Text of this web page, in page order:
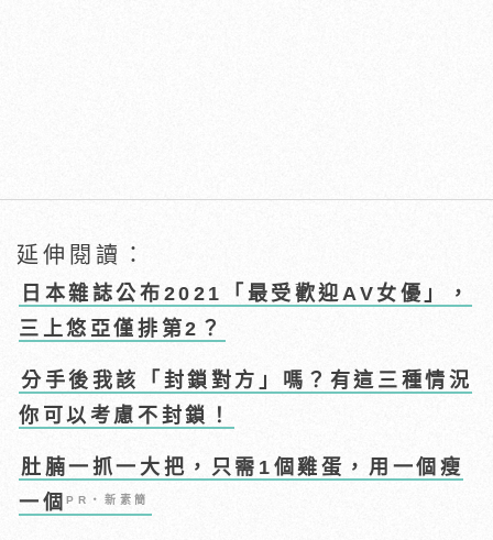
延伸閱讀：
日本雜誌公布2021「最受歡迎AV女優」，
三上悠亞僅排第2？
分手後我該「封鎖對方」嗎？有這三種情況
你可以考慮不封鎖！
肚腩一抓一大把，只需1個雞蛋，用一個瘦
一個PR・新素簡